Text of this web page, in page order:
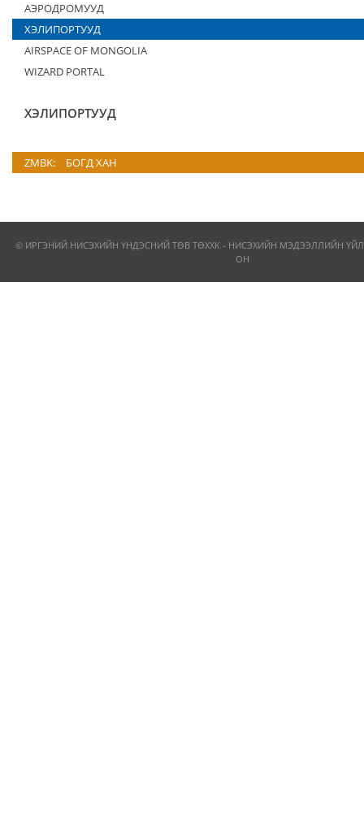
АЭРОДРОМУУД
ХЭЛИПОРТУУД
AIRSPACE OF MONGOLIA
WIZARD PORTAL
ХЭЛИПОРТУУД
ZMBK: БОГД ХАН
© ИРГЭНИЙ НИСЭХИЙН ҮНДЭСНИЙ ТӨВ ТӨХХК - НИСЭХИЙН МЭДЭЭЛЛИЙН
ОН